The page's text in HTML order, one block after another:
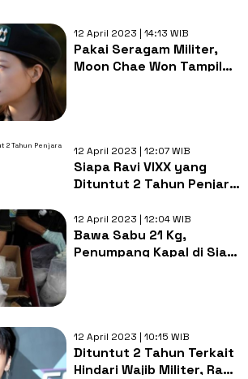
12 April 2023 | 14:13 WIB
Pakai Seragam Militer,
Moon Chae Won Tampil
12 April 2023 | 12:07 WIB
Siapa Ravi VIXX yang
Dituntut 2 Tahun Penjara
12 April 2023 | 12:04 WIB
Bawa Sabu 21 Kg,
Penumpang Kapal di Siak
12 April 2023 | 10:15 WIB
Dituntut 2 Tahun Terkait
Hindari Wajib Militer, Ravi